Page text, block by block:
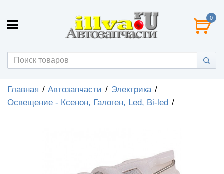
0
Главная Автозапчасти
Электрика
Освещение - Ксенон, Галоген, Led, Bi-led